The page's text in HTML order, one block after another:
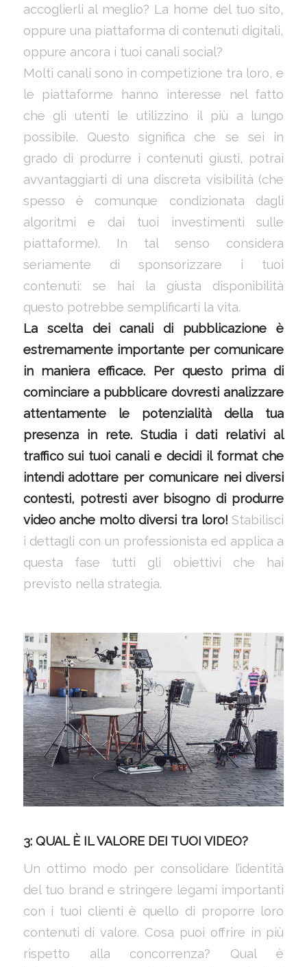
accoglierli al meglio? La home del tuo sito,
oppure una piattaforma di contenuti digitali,
oppure ancora i tuoi canali social?
Molti canali sono in competizione tra loro, e
le piattaforme hanno interesse nel fatto
che gli utenti le utilizzino il più a lungo
possibile. Questo significa che se sei in
grado di produrre i contenuti giusti, potrai
avvantaggiarti di una discreta visibilità (che
spesso è comunque condizionata dagli
algoritmi e dai tuoi investimenti sulle
piattaforme). In tal senso considera
seriamente di sponsorizzare i tuoi
contenuti: se hai la giusta disponibilità
questo potrebbe semplificarti la vita.
La scelta dei canali di pubblicazione è
estremamente importante per comunicare
in maniera efficace. Per questo prima di
cominciare a pubblicare dovresti analizzare
attentamente le potenzialità della tua
presenza in rete. Studia i dati relativi al
traffico sui tuoi canali e decidi il format che
intendi adottare per comunicare nei diversi
contesti, potresti aver bisogno di produrre
video anche molto diversi tra loro! Stabilisci
i dettagli con un professionista ed applica a
questa fase tutti gli obiettivi che hai
previsto nella strategia.
3: QUAL È IL VALORE DEI TUOI VIDEO?
Un ottimo modo per consolidare l’identità
del tuo brand e stringere legami importanti
con i tuoi clienti è quello di proporre loro
contenuti di valore. Cosa puoi offrire in più
rispetto alla concorrenza? Qual è